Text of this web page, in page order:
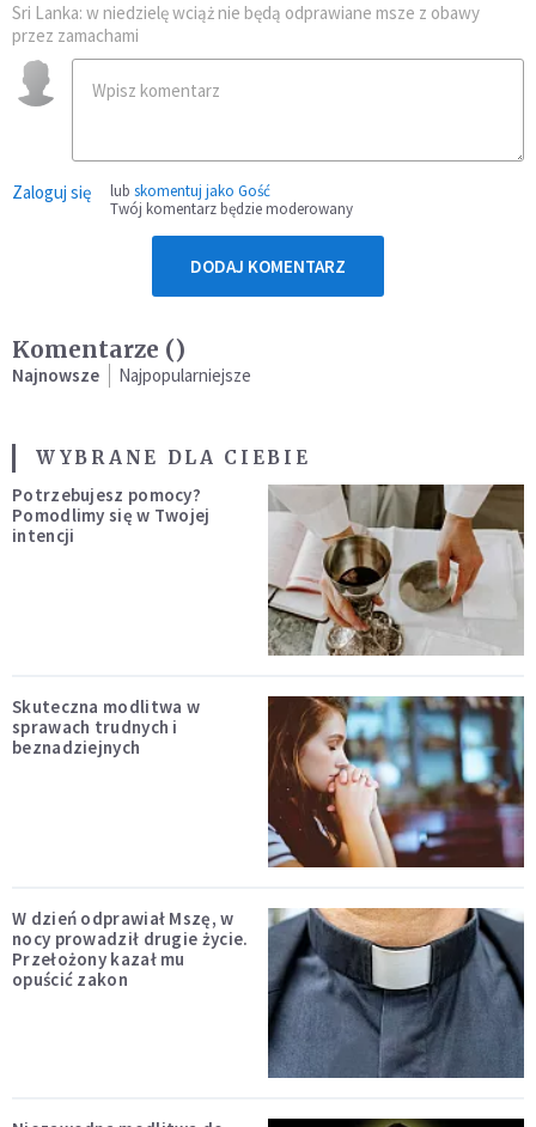
Sri Lanka: w niedzielę wciąż nie będą odprawiane msze z obawy
przez zamachami
Zaloguj się lub skomentuj jako Gość
Twój komentarz będzie moderowany
DODAJ KOMENTARZ
Komentarze ()
Najnowsze Najpopularniejsze
WYBRANE DLA CIEBIE
Potrzebujesz pomocy?
Pomodlimy się w Twojej
intencji
Skuteczna modlitwa w
sprawach trudnych i
beznadziejnych
W dzień odprawiał Mszę, w
nocy prowadził drugie życie.
Przełożony kazał mu
opuścić zakon